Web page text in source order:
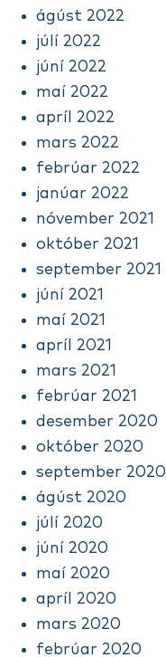
ágúst 2022
júlí 2022
júní 2022
maí 2022
apríl 2022
mars 2022
febrúar 2022
janúar 2022
nóvember 2021
október 2021
september 2021
júní 2021
maí 2021
apríl 2021
mars 2021
febrúar 2021
desember 2020
október 2020
september 2020
ágúst 2020
júlí 2020
júní 2020
maí 2020
apríl 2020
mars 2020
febrúar 2020